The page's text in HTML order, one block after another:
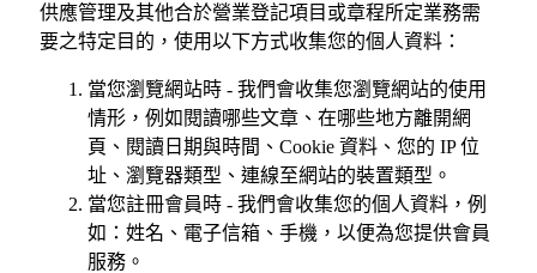
供應管理及其他合於營業登記項目或章程所定業務需
要之特定目的，使用以下方式收集您的個人資料：
當您瀏覽網站時 - 我們會收集您瀏覽網站的使用
情形，例如閱讀哪些文章、在哪些地方離開網
頁、閱讀日期與時間、Cookie 資料、您的 IP 位
址、瀏覽器類型、連線至網站的裝置類型。
當您註冊會員時 - 我們會收集您的個人資料，例
如：姓名、電子信箱、手機，以便為您提供會員
服務。